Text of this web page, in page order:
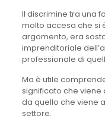
Il discrimine tra una
molto accesa che si
argomento, era
imprenditoriale
professionale di
Ma è utile
significato che viene
da quello che viene
settore.